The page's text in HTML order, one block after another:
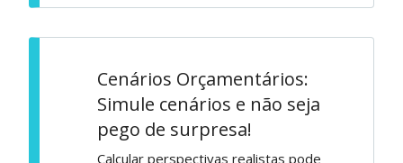
Cenários Orçamentários:
Simule cenários e não seja
pego de surpresa!
Calcular perspectivas realistas pode